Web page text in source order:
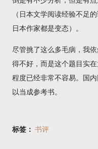
（日本文学阅读经验不足
日本作家都是变态）。
尽管挑了这么多毛病，我
得不好，而是这个题目实
程度已经非常不容易。国
以当成参考书。
标签： 书评